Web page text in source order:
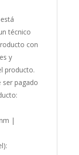
técnico
con
y
producto.
ser pagado
|